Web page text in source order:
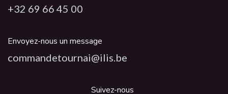
+32 69 66 45 00
Envoyez-nous un message
commandetournai@ilis.be
Suivez-nous